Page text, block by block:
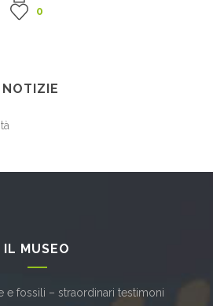
0
NOTIZIE
IL MUSEO
e fossili – straordinari testimoni